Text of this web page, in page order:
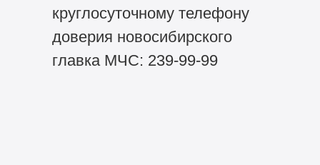
круглосуточному телефону
доверия новосибирского
главка МЧС: 239-99-99